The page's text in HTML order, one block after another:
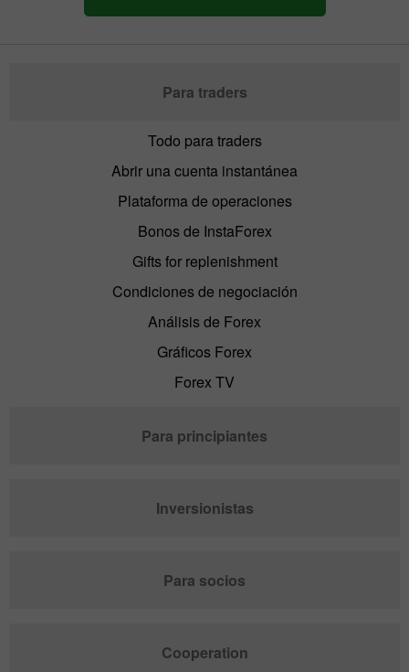
Para traders
Todo para traders
Abrir una cuenta instantánea
Plataforma de operaciones
Bonos de InstaForex
Gifts for replenishment
Condiciones de negociación
Análisis de Forex
Gráficos Forex
Forex TV
Para principiantes
Inversionistas
Para socios
Cooperation